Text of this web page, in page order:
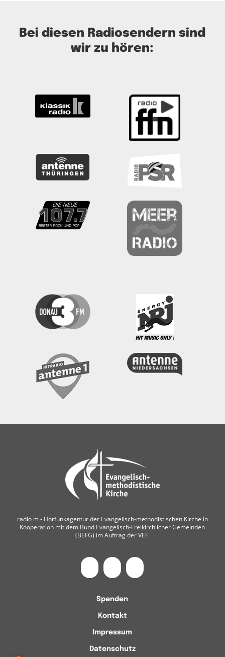
Bei diesen Radiosendern sind
wir zu hören:
radio m ‐ Hörfunkagentur der Evangelisch-methodistischen Kirche in
Kooperation mit dem Bund Evangelisch-Freikirchlicher Gemeinden
(BEFG) im Auftrag der VEF.
Spenden
Kontakt
Impressum
Datenschutz